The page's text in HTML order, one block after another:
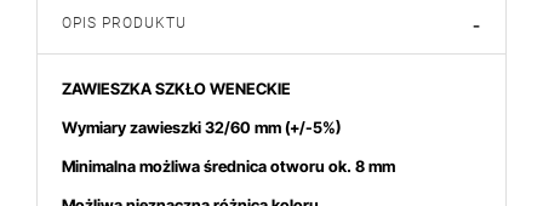
OPIS PRODUKTU -
ZAWIESZKA SZKŁO WENECKIE
Wymiary zawieszki 32/60 mm(+/-5%)
Minimalna możliwa średnica otworu ok. 8 mm